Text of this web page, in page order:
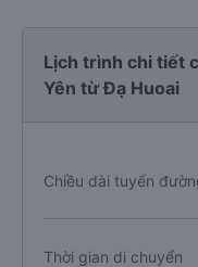
Lịch trình chi tiết
Yên từ Đạ Huoai
Chiều dài tuyến
Thời gian di chuyển